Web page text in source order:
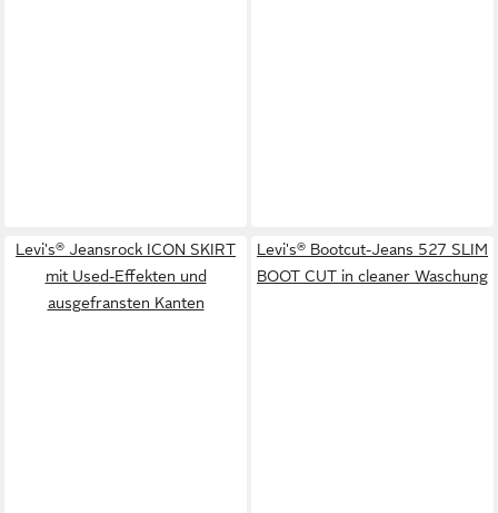
Levi's® Jeansrock ICON SKIRT
mit Used-Effekten und
ausgefransten Kanten
Levi's® Bootcut-Jeans 527 SLIM
BOOT CUT in cleaner Waschung